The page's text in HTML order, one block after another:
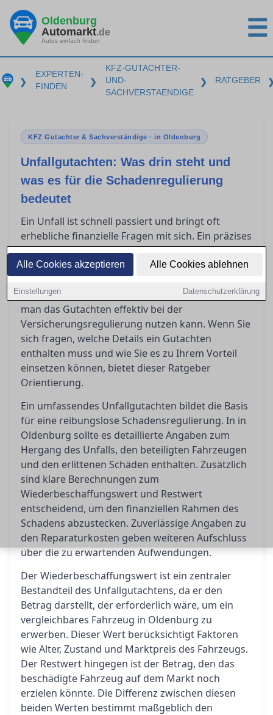
Alle Cookies akzeptieren Alle Cookies ablehnen
Einstellungen Datenschutzerklärung
Oldenburg
Automarkt.de
Autos einfach finden ☰
❯
EXPERTEN-
FINDEN
❯
KFZ-GUTACHTER-
UND-
SACHVERSTAENDIGE
❯ RATGEBER
KFZ Gutachter & Sachverständige · in Oldenburg
Unfallgutachten: Was drin steht und
was es für die Schadenregulierung
bedeutet
Ein Unfall ist schnell passiert und bringt oft
erhebliche finanzielle Fragen mit sich. Ein präzises
Unfallgutachten ist entscheidend für die
Schadenregulierung, insbesondere in Oldenburg.
Es klärt die Begriffe wie Wiederbeschaffungswert,
Restwert und Reparaturkosten und zeigt auf, wie
man das Gutachten effektiv bei der
Versicherungsregulierung nutzen kann. Wenn Sie
sich fragen, welche Details ein Gutachten
enthalten muss und wie Sie es zu Ihrem Vorteil
einsetzen können, bietet dieser Ratgeber
Orientierung.
Ein umfassendes Unfallgutachten bildet die Basis
für eine reibungslose Schadensregulierung. In in
Oldenburg sollte es detaillierte Angaben zum
Hergang des Unfalls, den beteiligten Fahrzeugen
und den erlittenen Schäden enthalten. Zusätzlich
sind klare Berechnungen zum
Wiederbeschaffungswert und Restwert
entscheidend, um den finanziellen Rahmen des
Schadens abzustecken. Zuverlässige Angaben zu
den Reparaturkosten geben weiteren Aufschluss
über die zu erwartenden Aufwendungen.
Der Wiederbeschaffungswert ist ein zentraler
Bestandteil des Unfallgutachtens, da er den
Betrag darstellt, der erforderlich wäre, um ein
vergleichbares Fahrzeug in Oldenburg zu
erwerben. Dieser Wert berücksichtigt Faktoren
wie Alter, Zustand und Marktpreis des Fahrzeugs.
Der Restwert hingegen ist der Betrag, den das
beschädigte Fahrzeug auf dem Markt noch
erzielen könnte. Die Differenz zwischen diesen
beiden Werten bestimmt maßgeblich den